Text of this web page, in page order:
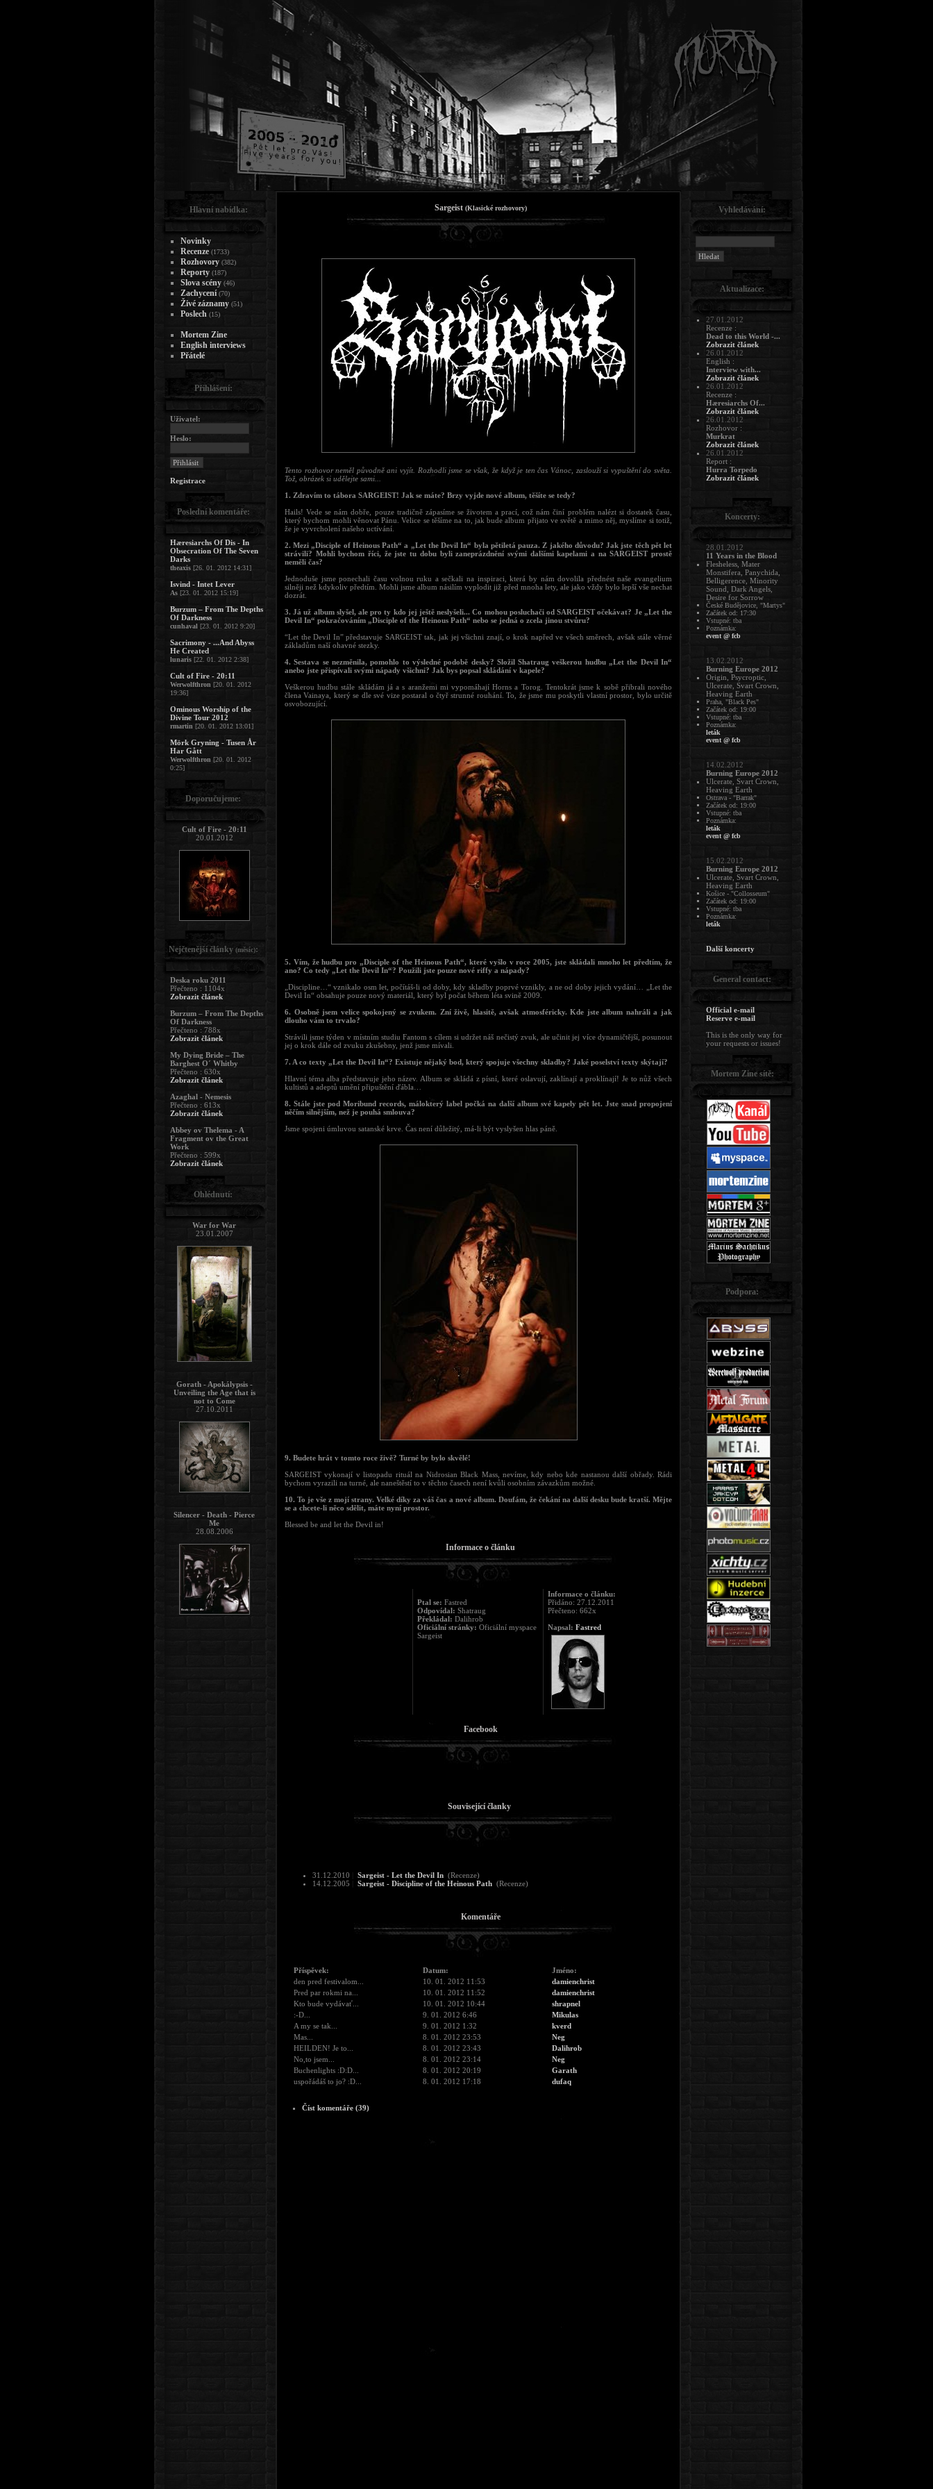
Sargeist (Klasické rozhovory)
Tento rozhovor neměl původně ani vyjít. Rozhodli jsme se však, že když je ten čas Vánoc, zaslouží si vypuštění do světa.
Tož, obrázek si udělejte sami...
1. Zdravím to tábora SARGEIST! Jak se máte? Brzy vyjde nové album, těšíte se tedy?
Hails! Vede se nám dobře, pouze tradičně zápasíme se životem a prací, což nám činí problém nalézt si dostatek času,
který bychom mohli věnovat Pánu. Velice se těšíme na to, jak bude album přijato ve světě a mimo něj, myslíme si totiž,
že je vyvrcholení našeho uctívání.
2. Mezi „Disciple of Heinous Path“ a „Let the Devil In“ byla pětiletá pauza. Z jakého důvodu? Jak jste těch pět let
strávili? Mohli bychom říci, že jste tu dobu byli zaneprázdnění svými dalšími kapelami a na SARGEIST prostě
neměli čas?
Jednoduše jsme ponechali času volnou ruku a sečkali na inspiraci, která by nám dovolila přednést naše evangelium
silněji než kdykoliv předtím. Mohli jsme album násilím vyplodit již před mnoha lety, ale jako vždy bylo lepší vše nechat
dozrát.
3. Já už album slyšel, ale pro ty kdo jej ještě neslyšeli... Co mohou posluchači od SARGEIST očekávat? Je „Let the
Devil In“ pokračováním „Disciple of the Heinous Path“ nebo se jedná o zcela jinou stvůru?
“Let the Devil In” představuje SARGEIST tak, jak jej všichni znají, o krok napřed ve všech směrech, avšak stále věrné
základům naší ohavné stezky.
4. Sestava se nezměnila, pomohlo to výsledné podobě desky? Složil Shatraug veškerou hudbu „Let the Devil In“
anebo jste přispívali svými nápady všichni? Jak bys popsal skládání v kapele?
Veškerou hudbu stále skládám já a s aranžemi mi vypomáhají Horns a Torog. Tentokrát jsme k sobě přibrali nového
člena Vainaya, který se dle své vize postaral o čtyř strunné rouhání. To, že jsme mu poskytli vlastní prostor, bylo určitě
osvobozující.
5. Vím, že hudbu pro „Disciple of the Heinous Path“, které vyšlo v roce 2005, jste skládali mnoho let předtím, že
ano? Co tedy „Let the Devil In“? Použili jste pouze nové riffy a nápady?
„Discipline…“ vznikalo osm let, počítáš-li od doby, kdy skladby poprvé vznikly, a ne od doby jejich vydání… „Let the
Devil In“ obsahuje pouze nový materiál, který byl počat během léta svině 2009.
6. Osobně jsem velice spokojený se zvukem. Zní živě, hlasitě, avšak atmosféricky. Kde jste album nahráli a jak
dlouho vám to trvalo?
Strávili jsme týden v místním studiu Fantom s cílem si udržet náš nečistý zvuk, ale učinit jej více dynamičtější, posunout
jej o krok dále od zvuku zkušebny, jenž jsme mívali.
7. A co texty „Let the Devil In“? Existuje nějaký bod, který spojuje všechny skladby? Jaké poselství texty skýtají?
Hlavní téma alba představuje jeho název. Album se skládá z písní, které oslavují, zaklínají a proklínají! Je to nůž všech
kultistů a adeptů umění připuštění ďábla…
8. Stále jste pod Moribund records, málokterý label počká na další album své kapely pět let. Jste snad propojení
něčím silnějším, než je pouhá smlouva?
Jsme spojeni úmluvou satanské krve. Čas není důležitý, má-li být vyslyšen hlas páně.
9. Budete hrát v tomto roce živě? Turné by bylo skvělé!
SARGEIST vykonají v listopadu rituál na Nidrosian Black Mass, nevíme, kdy nebo kde nastanou další obřady. Rádi
bychom vyrazili na turné, ale naneštěstí to v těchto časech není kvůli osobním závazkům možné.
10. To je vše z mojí strany. Velké díky za váš čas a nové album. Doufám, že čekání na další desku bude kratší. Mějte
se a chcete-li něco sdělit, máte nyní prostor.
Blessed be and let the Devil in!
Informace o článku
Ptal se: Fastred
Odpovídal: Shatraug
Překládal: Dalihrob
Oficiální stránky: Oficiální myspace
Sargeist
Informace o článku:
Přidáno: 27.12.2011
Přečteno: 662x
Napsal: Fastred
Facebook
Související članky
31.12.2010 Sargeist - Let the Devil In (Recenze)
14.12.2005
Sargeist - Discipline of the Heinous Path (Recenze)
Komentáře
Příspěvek: Datum:
Jméno:
den pred festivalom...
10. 01. 2012 11:53
damienchrist
Pred par rokmi na...
10. 01. 2012 11:52
damienchrist
Kto bude vydávať...
10. 01. 2012 10:44
shrapnel
:-D...
9. 01. 2012 6:46
Mikulas
A my se tak...
9. 01. 2012 1:32
kverd
Mas...
8. 01. 2012 23:53
Neg
HEILDEN! Je to...
8. 01. 2012 23:43
Dalihrob
No,to jsem...
8. 01. 2012 23:14
Neg
Buchenlights :D:D...
8. 01. 2012 20:19
Garath
uspořádáš to jo? :D...
8. 01. 2012 17:18 dufaq
Číst komentáře (39)
Hlavní nabídka:
Novinky
Recenze (1733)
Rozhovory (382)
Reporty (187)
Slova scény (46)
Zachycení (70)
Živé záznamy (51)
Poslech (15)
Mortem Zine
English interviews
Přátelé
Přihlášení:
Uživatel:
Heslo:
Registrace
Poslední komentáře:
Hæresiarchs Of Dis - In
Obsecration Of The Seven
Darks
theaxis [26. 01. 2012 14:31]
Isvind - Intet Lever
As [23. 01. 2012 15:19]
Burzum – From The Depths
Of Darkness
cunhaval [23. 01. 2012 9:20]
Sacrimony - ...And Abyss
He Created
lunaris [22. 01. 2012 2:38]
Cult of Fire - 20:11
Werwolfthron [20. 01. 2012
19:36]
Ominous Worship of the
Divine Tour 2012
rmartin [20. 01. 2012 13:01]
Mörk Gryning - Tusen År
Har Gått
Werwolfthron [20. 01. 2012
0:25]
Doporučujeme:
Cult of Fire - 20:11
20.01.2012
Nejčtenější články (měsíc):
Deska roku 2011
Přečteno : 1104x
Zobrazit článek
Burzum – From The Depths
Of Darkness
Přečteno : 788x
Zobrazit článek
My Dying Bride – The
Barghest O´ Whitby
Přečteno : 630x
Zobrazit článek
Azaghal - Nemesis
Přečteno : 613x
Zobrazit článek
Abbey ov Thelema - A
Fragment ov the Great
Work
Přečteno : 599x
Zobrazit článek
Ohlédnutí:
War for War
23.01.2007
Gorath - Apokálypsis -
Unveiling the Age that is
not to Come
27.10.2011
Silencer - Death - Pierce
Me
28.08.2006
Vyhledávání:
Aktualizace:
27.01.2012
Recenze :
Dead to this World -...
Zobrazit článek
26.01.2012
English :
Interview with...
Zobrazit článek
26.01.2012
Recenze :
Hæresiarchs Of...
Zobrazit článek
26.01.2012
Rozhovor :
Murkrat
Zobrazit článek
26.01.2012
Report :
Hurra Torpedo
Zobrazit článek
Koncerty:
28.01.2012
11 Years in the Blood
Flesheless, Mater
Monstifera, Panychida,
Belligerence, Minority
Sound, Dark Angels,
Desire for Sorrow
České Budějovice, "Martys"
Začátek od: 17:30
Vstupné: tba
Poznámka:
event @ fcb
13.02.2012
Burning Europe 2012
Origin, Psycroptic,
Ulcerate, Svart Crown,
Heaving Earth
Praha, "Black Pes"
Začátek od: 19:00
Vstupné: tba
Poznámka:
leták
event @ fcb
14.02.2012
Burning Europe 2012
Ulcerate, Svart Crown,
Heaving Earth
Ostrava - "Barrak"
Začátek od: 19:00
Vstupné: tba
Poznámka:
leták
event @ fcb
15.02.2012
Burning Europe 2012
Ulcerate, Svart Crown,
Heaving Earth
Košice - "Collosseum"
Začátek od: 19:00
Vstupné: tba
Poznámka:
leták
Další koncerty
General contact:
Official e-mail
Reserve e-mail
This is the only way for
your requests or issues!
Mortem Zine sítě:
Podpora: